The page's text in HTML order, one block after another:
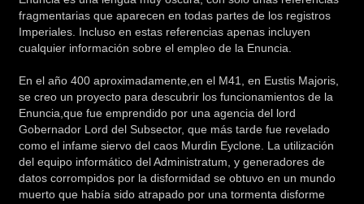
fragmentarias que aparecen en todas partes de los registros
Imperiales. Incluso en estas referencias apenas incluyen
cualquier información sobre el empleo de la Enuncia.
En el año 400 aproximadamente,en el M41, en Eustis Majoris,
se creo un proyecto para descubrir los funcionamientos de la
Enuncia,que fue emprendido por una agencia del lord
Gobernador Lord del Subsector, que más tarde fue revelado
como el infame siervo del caos Murdin Eyclone. La utilización
del equipo informático del Administratum, y generadores de
datos corrompidos por la disformidad se obtuvo en un mundo
muerto que había sido atrapado por una tormenta disforme